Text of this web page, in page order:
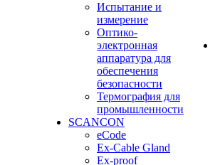
Испытание и
измерение
Оптико-
электронная
аппаратура для
обеспечения
безопасности
Термография для
промышленности
SCANCON
eCode
Ex-Cable Gland
Ex-proof